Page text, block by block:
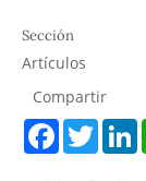
Sección
Artículos
Compartir
F
T
w
L